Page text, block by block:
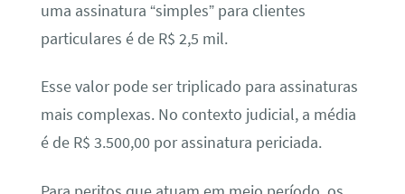
uma assinatura “simples” para clientes
particulares é de R$ 2,5 mil.
Esse valor pode ser triplicado para assinaturas
mais complexas. No contexto judicial, a média
é de R$ 3.500,00 por assinatura periciada.